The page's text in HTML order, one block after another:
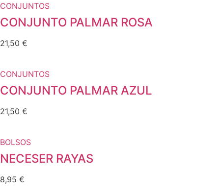
CONJUNTOS
CONJUNTO PALMAR ROSA
21,50 €
CONJUNTOS
CONJUNTO PALMAR AZUL
21,50 €
BOLSOS
NECESER RAYAS
8,95 €